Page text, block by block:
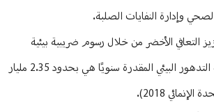
وإدارة النفايات الصلبة.
التعافي الأخضر من خلال رسوم ضريبية بيئية
محددة ولاسيما ان تكلفة التدهور البيئي المقدرة سنويًا هي بحدود 2.35 مليار
2018).